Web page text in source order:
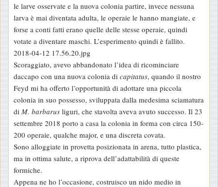
le larve osservate e la nuova colonia partire, invece nessuna
larva è mai diventata adulta, le operaie le hanno mangiate, e
forse a conti fatti erano quelle delle stesse operaie, quindi
votate a diventare maschi. L’esperimento quindi è fallito.
2018-04-12 17.56.20.jpg
Scoraggiato, avevo abbandonato l’idea di ricominciare
daccapo con una nuova colonia di capitatus, quando il nostro
Feyd mi ha offerto l’opportunità di adottare una piccola
colonia in suo possesso, sviluppata dalla medesima sciamatura
di M. barbarus liguri, che stavolta aveva avuto successo. Il 23
settembre 2018 porto a casa la colonia in forma con circa 150-
200 operaie, qualche major, e una discreta covata.
Sono alloggiate in provetta posizionata in arena, tutto plastica,
ma in ottima salute, a riprova dell’adattabilità di queste
formiche.
Appena ne ho l’occasione, costruisco un nido medio in